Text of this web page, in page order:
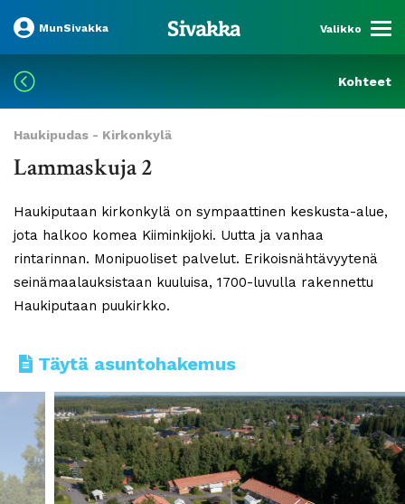
MunSivakka Valikko
Kohteet
Haukipudas - Kirkonkylä
Lammaskuja 2
Haukiputaan kirkonkylä on sympaattinen keskusta-alue,
jota halkoo komea Kiiminkijoki. Uutta ja vanhaa
rintarinnan. Monipuoliset palvelut. Erikoisnähtävyytenä
seinämaalauksistaan kuuluisa, 1700-luvulla rakennettu
Haukiputaan puukirkko.
Täytä asuntohakemus